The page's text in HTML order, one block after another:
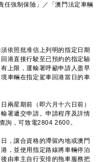
任強制保險」／「澳門法定車輛
依照批准信上列明的指定日期
港直接行駛至已預約的指定驗
上限，運輸署呼籲申請人盡早
車輛在指定駕車回港當日的車
星期前（即六月十六日前）
署遞交申請。申請程序及詳情
詢，可致電2804 2600。
讓合資格的滯留內地或澳門
，並使用指定路線將車輛停泊
由車主自行安排的拖車服務把